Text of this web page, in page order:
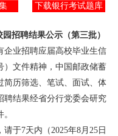
下载银行考试题库
招聘结果公示（第三批）
业招聘应届高校毕业生信
）文件精神，中国邮政储蓄
简历筛选、笔试、面试、体
聘结果经省分行党委会研究
于7天内（2025年8月25日